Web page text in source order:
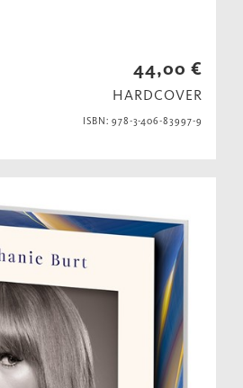
44,00 €
HARDCOVER
ISBN: 978-3-406-83997-9